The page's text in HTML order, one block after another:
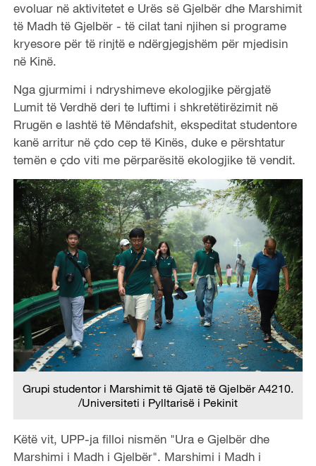
evoluar në aktivitetet e Urës së Gjelbër dhe Marshimit
të Madh të Gjelbër - të cilat tani njihen si programe
kryesore për të rinjtë e ndërgjegjshëm për mjedisin
në Kinë.
Nga gjurmimi i ndryshimeve ekologjike përgjatë
Lumit të Verdhë deri te luftimi i shkretëtirëzimit në
Rrugën e lashtë të Mëndafshit, ekspeditat studentore
kanë arritur në çdo cep të Kinës, duke e përshtatur
temën e çdo viti me përparësitë ekologjike të vendit.
Grupi studentor i Marshimit të Gjatë të Gjelbër A4210.
/Universiteti i Pylltarisë i Pekinit
Këtë vit, UPP-ja filloi nismën "Ura e Gjelbër dhe
Marshimi i Madh i Gjelbër". Marshimi i Madh i